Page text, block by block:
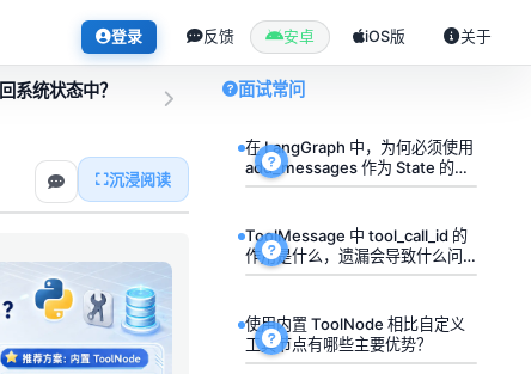
登录 反馈 安卓 iOS版 关于
系统状态中？
沉浸阅读
面试常问
在 LangGraph 中，为何必须使用
add_messages 作为 State 的
reducer？
ToolMessage 中 tool_call_id 的
作用是什么，遗漏会导致什么问
题？
使用内置 ToolNode 相比自定义
工具节点有哪些主要优势？